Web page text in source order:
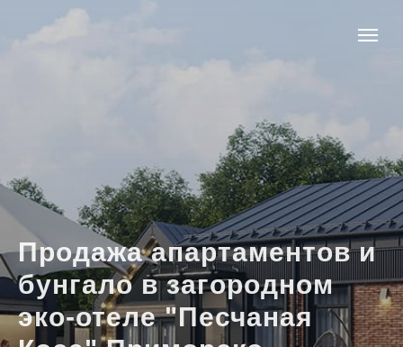
Продажа апартаментов и
бунгало в загородном
эко-отеле "Песчаная